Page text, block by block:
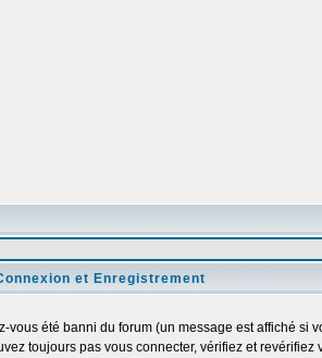
et Enregistrement
été banni du forum (un message est affiché
toujours pas vous connecter, vérifiez et